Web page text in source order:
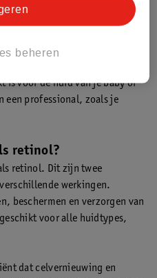
gebruiken?
kan het ingrediënt of
is voor de huid van je baby of
een professional, zoals je
retinol?
retinol. Dit zijn twee
werkingen.
beschermen en verzorgen van
voor alle huidtypes,
dat celvernieuwing en
beheren